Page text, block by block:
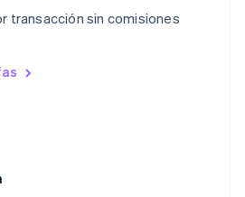
transacción sin comisiones
China